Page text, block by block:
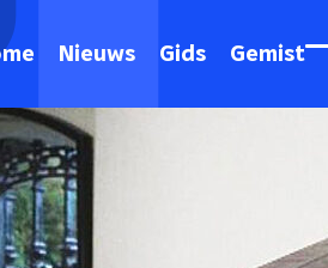
Nieuws Gids Gemist